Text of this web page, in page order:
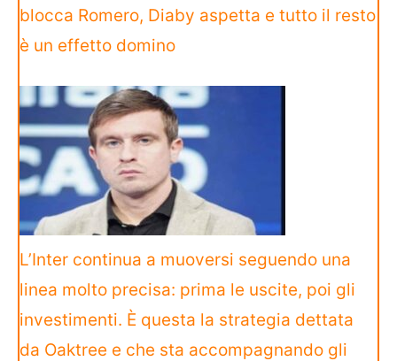
blocca Romero, Diaby aspetta e tutto il resto
è un effetto domino
L’Inter continua a muoversi seguendo una
linea molto precisa: prima le uscite, poi gli
investimenti. È questa la strategia dettata
da Oaktree e che sta accompagnando gli